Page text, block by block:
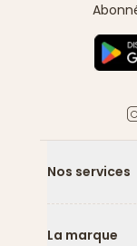
Nos services
La marque